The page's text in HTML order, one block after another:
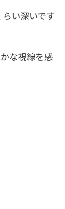
い深いです
な視線を感